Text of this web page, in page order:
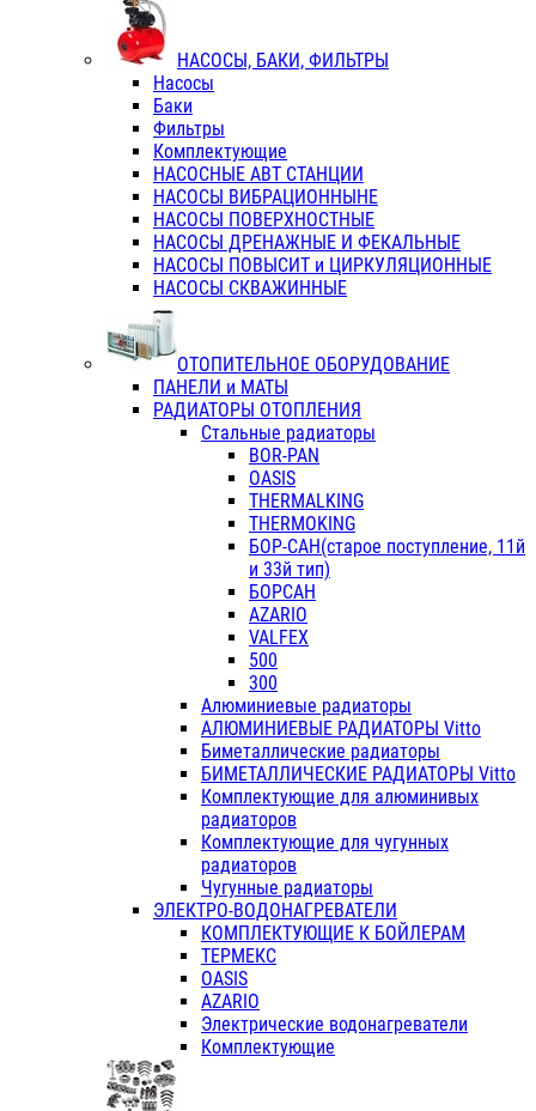
НАСОСЫ, БАКИ, ФИЛЬТРЫ
Насосы
Баки
Фильтры
Комплектующие
НАСОСНЫЕ АВТ СТАНЦИИ
НАСОСЫ ВИБРАЦИОННЫНЕ
НАСОСЫ ПОВЕРХНОСТНЫЕ
НАСОСЫ ДРЕНАЖНЫЕ И ФЕКАЛЬНЫЕ
НАСОСЫ ПОВЫСИТ и ЦИРКУЛЯЦИОННЫЕ
НАСОСЫ СКВАЖИННЫЕ
ОТОПИТЕЛЬНОЕ ОБОРУДОВАНИЕ
ПАНЕЛИ и МАТЫ
РАДИАТОРЫ ОТОПЛЕНИЯ
Стальные радиаторы
BOR-PAN
OASIS
THERMALKING
THERMOKING
БОР-САН(старое поступление, 11й
и 33й тип)
БОРСАН
AZARIO
VALFEX
500
300
Алюминиевые радиаторы
АЛЮМИНИЕВЫЕ РАДИАТОРЫ Vitto
Биметаллические радиаторы
БИМЕТАЛЛИЧЕСКИЕ РАДИАТОРЫ Vitto
Комплектующие для алюминивых
радиаторов
Комплектующие для чугунных
радиаторов
Чугунные радиаторы
ЭЛЕКТРО-ВОДОНАГРЕВАТЕЛИ
КОМПЛЕКТУЮЩИЕ К БОЙЛЕРАМ
ТЕРМЕКС
OASIS
AZARIO
Электрические водонагреватели
Комплектующие